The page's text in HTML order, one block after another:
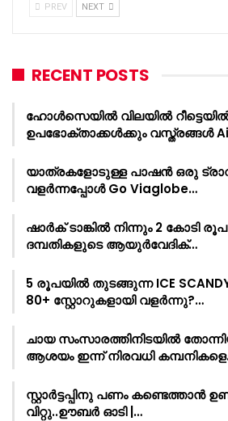
PREV NEXT
RECENT POSTS
ഹോൾസെയിൽ വിലയിൽ
ഉപഭോക്താക്കൾക്കും വസ്ത്രങ്ങൾ
യാത്രകളോടുള്ള പാഷൻ ഒരു
വളർന്നപ്പോൾ Go Viaglobe…
ഷാർക്‌ ടാങ്കിൽ നിന്നും 2 കോടി
ദമ്പതികളുടെ ആയുർവേദിക്…
5 രൂപയിൽ തുടങ്ങുന്ന ICE
80+ സ്റ്റോറുകളായി വളർന്നു?…
ചായ സംസാരത്തിനിടയിൽ
ആശയം ഇന്ന് നിരവധി
സ്റ്റാർട്ടപ്പിനു പണം കണ്ടെത്താൻ
വിറ്റു..ഊബർ ഓടി |…